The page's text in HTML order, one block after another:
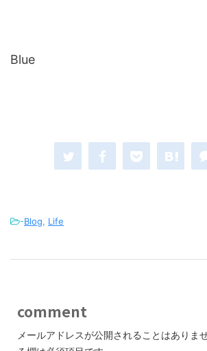
Blue
-Blog, Life
comment
メールアドレスが公開されることはありませ